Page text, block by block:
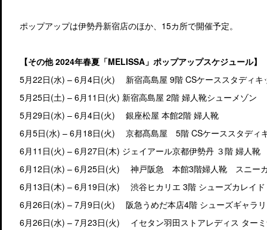
ポップアップは伊勢丹新宿店のほか、15カ所で開催予定。
【その他 2024年春夏「MELISSA」ポップアップスケジュール】
5月22日(水) – 6月4日(火) 新宿高島屋 9階 CSケーススタディキ
5月25日(土) – 6月11日(火) 新宿高島屋 2階 婦人靴シューメゾン
5月29日(水) – 6月4日(火) 銀座松屋 本館2階 婦人靴
6月5日(水) – 6月18日(火) 京都髙島屋 5階 CSケーススタディ
6月11日(火) – 6月27日(木) ジェイアール京都伊勢丹 ３階 婦人靴
6月12日(水) – 6月25日(火) 神戸阪急 本館3階婦人靴 スニー
6月13日(木) – 6月19日(水) 渋谷ヒカリエ 3階 シューズカレイド
6月26日(水) – 7月9日(火) 阪急うめだ本店4階 シューズギャラ
6月26日(水) – 7月23日(火) イセタン羽田ストアレディス ター